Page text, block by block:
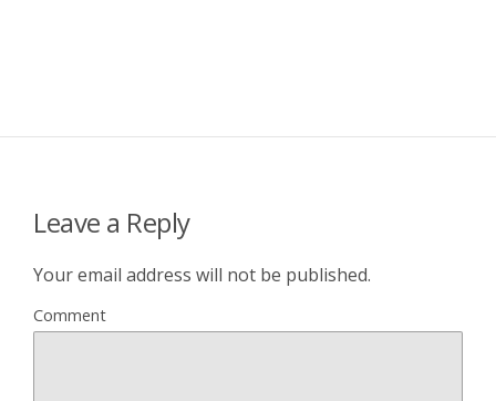
Leave a Reply
Your email address will not be published.
Comment